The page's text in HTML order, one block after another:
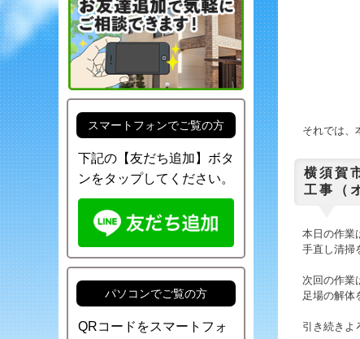
それでは、
横須賀
工事（
本日 の作業
手直し清掃
次回の作業
足場の解体
引き続きよ
スマートフォンでご覧の方
下記の【友だち追加】ボタ
ンをタップしてください。
パソコンでご覧の方
QRコードをスマートフォ